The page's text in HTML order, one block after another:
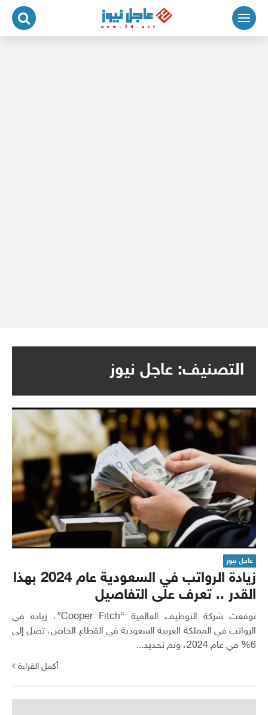
التجاوز
المحتوى
التصنيف: عاجل نيوز
عاجل نيوز
زيادة الرواتب في السعودية عام 2024 بهذا
القدر .. تعرف على التفاصيل
توقعت شركة التوظيف العالمية “Cooper Fitch”، زيادة في
الرواتب في المملكة العربية السعودية في القطاع الخاص، تصل إلى
6% في عام 2024، وتم تحديد...
أكمل القراءة